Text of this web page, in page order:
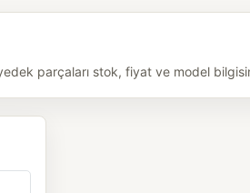
parçaları stok, fiyat ve model